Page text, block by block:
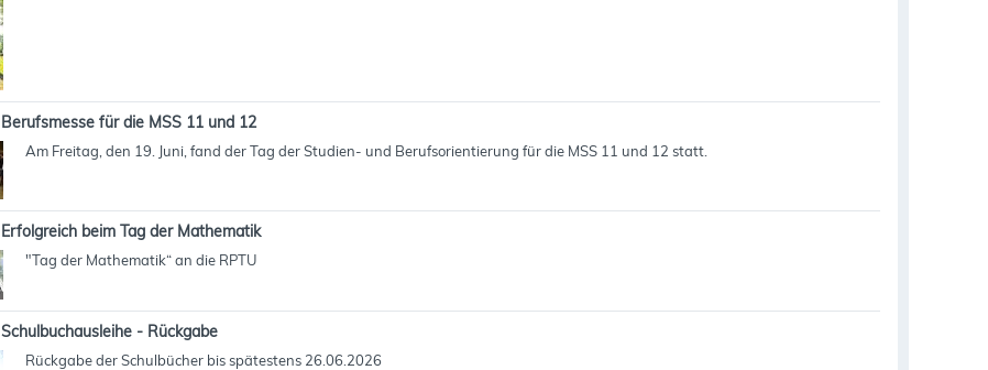
Berufsmesse für die MSS 11 und 12
Am Freitag, den 19. Juni, fand der Tag der Studien- und Berufsorientierung für die MSS 11 und 12 statt.
Erfolgreich beim Tag der Mathematik
"Tag der Mathematik“ an die RPTU
Schulbuchausleihe - Rückgabe
Rückgabe der Schulbücher bis spätestens 26.06.2026